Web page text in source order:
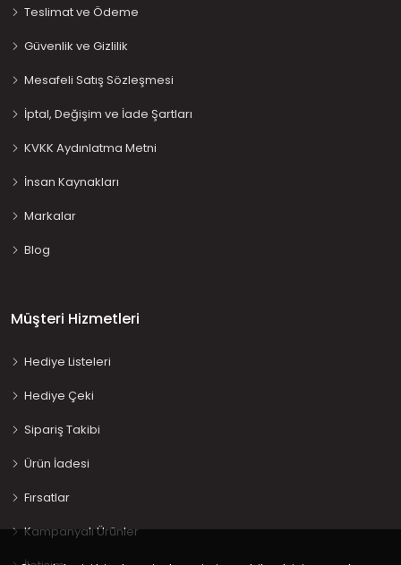
Teslimat ve Ödeme
Güvenlik ve Gizlilik
Mesafeli Satış Sözleşmesi
İptal, Değişim ve İade Şartları
KVKK Aydınlatma Metni
İnsan Kaynakları
Markalar
Blog
Müşteri Hizmetleri
Hediye Listeleri
Hediye Çeki
Sipariş Takibi
Ürün İadesi
Fırsatlar
Kampanyalı Ürünler